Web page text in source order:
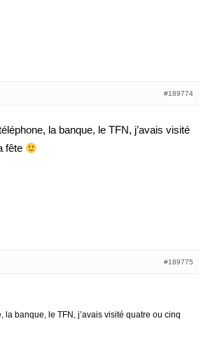
#189774
la banque, le TFN, j’avais visité
fête
#189775
la banque, le TFN, j’avais visité quatre ou cinq